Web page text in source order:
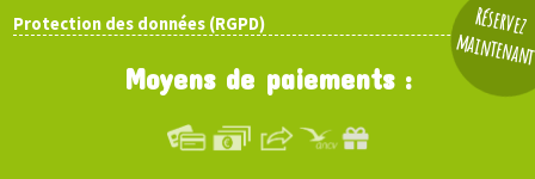
Réservez
Protection des données (RGPD)
Moyens de paiements :